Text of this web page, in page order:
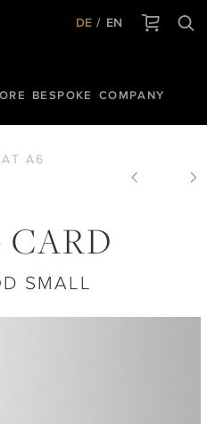
DE EN
BESPOKE
COMPANY
A6
SMALL